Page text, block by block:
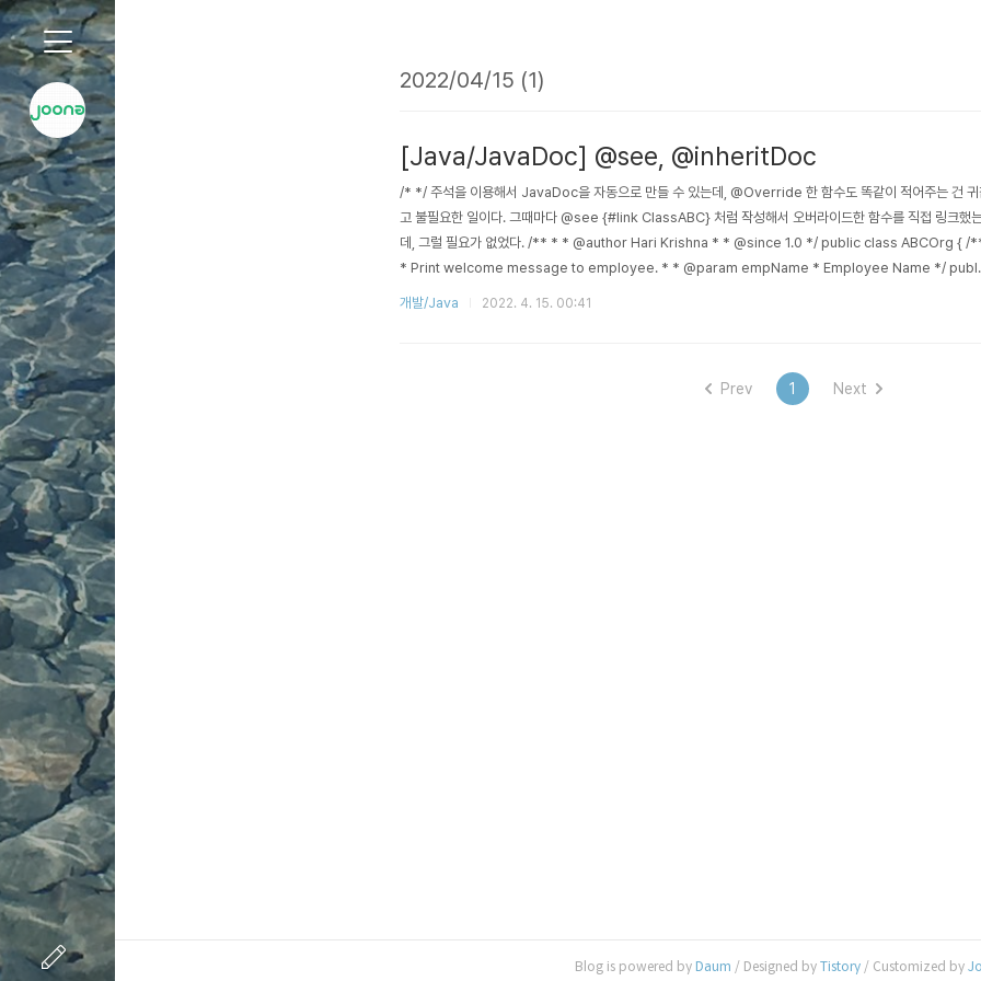
'2022/04/15 글 목록
2022/04/15 (1)
[Java/JavaDoc] @see, @inheritDoc
/* */ 주석을 이용해서 JavaDoc을 자동으로 만들 수 있는데, @Override 한 함수도 똑같이 적어주는 건 귀
고 불필요한 일이다. 그때마다 @see {#link ClassABC} 처럼 작성해서 오버라이드한 함수를 직접 링크했
데, 그럴 필요가 없었다. /** * * @author Hari Krishna * * @since 1.0 */ public class ABCOrg { /
* Print welcome message to employee. * * @param empName * Employee Name */
void welcomeEmployee(String empName) { System.out.println("Hello " + empName); } } pu
개발/Java 2022. 4. 15. 00:41
Prev 1 Next
Blog is powered by Daum / Designed by Tistory/ Customized by